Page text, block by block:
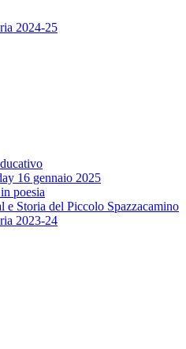
2024-25
16 gennaio 2025
poesia
e Storia del Piccolo Spazzacamino
2023-24